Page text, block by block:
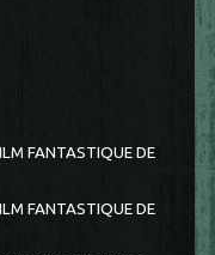
FANTASTIQUE DE
FANTASTIQUE DE